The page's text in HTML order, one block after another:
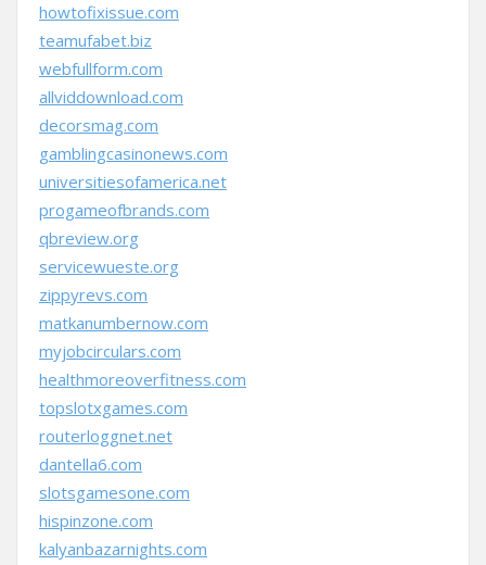
howtofixissue.com
teamufabet.biz
webfullform.com
allviddownload.com
decorsmag.com
gamblingcasinonews.com
universitiesofamerica.net
progameofbrands.com
qbreview.org
servicewueste.org
zippyrevs.com
matkanumbernow.com
myjobcirculars.com
healthmoreoverfitness.com
topslotxgames.com
routerloggnet.net
dantella6.com
slotsgamesone.com
hispinzone.com
kalyanbazarnights.com